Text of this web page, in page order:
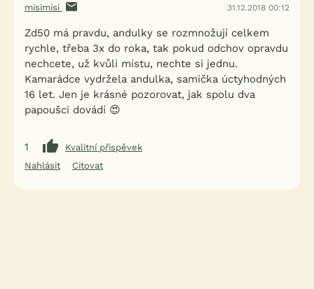
misimisi 31.12.2018 00:12
Zd50 má pravdu, andulky se rozmnožují celkem
rychle, třeba 3x do roka, tak pokud odchov opravdu
nechcete, už kvůli místu, nechte si jednu.
Kamarádce vydržela andulka, samička úctyhodných
16 let. Jen je krásné pozorovat, jak spolu dva
papoušci dovádí 😍
1
Kvalitní příspěvek
Nahlásit
Citovat